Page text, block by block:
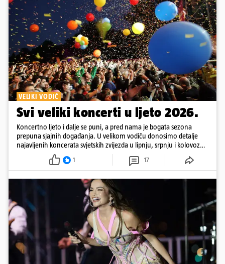
VELIKI VODIČ
Svi veliki koncerti u ljeto 2026.
Koncertno ljeto i dalje se puni, a pred nama je bogata sezona
prepuna sjajnih događanja. U velikom vodiču donosimo detalje
najavljenih koncerata svjetskih zvijezda u lipnju, srpnju i kolovozu
2026. godine.
1 17